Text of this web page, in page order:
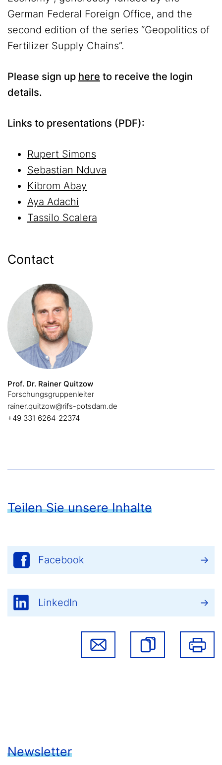
German Federal Foreign Office, and the
second edition of the series “Geopolitics of
Fertilizer Supply Chains”.
Please sign up here to receive the login
details.
Links to presentations (PDF):
Rupert Simons
Sebastian Nduva
Kibrom Abay
Aya Adachi
Tassilo Scalera
Contact
Prof. Dr. Rainer Quitzow
Forschungsgruppenleiter
rainer.quitzow@rifs-potsdam.de
+49 331 6264-22374
Teilen Sie unsere Inhalte
Facebook
LinkedIn
Newsletter